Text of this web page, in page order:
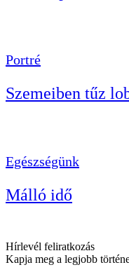
Portré
Szemeiben tűz
Egészségünk
Málló idő
Hírlevél feliratkozás
Kapja meg a legjobb